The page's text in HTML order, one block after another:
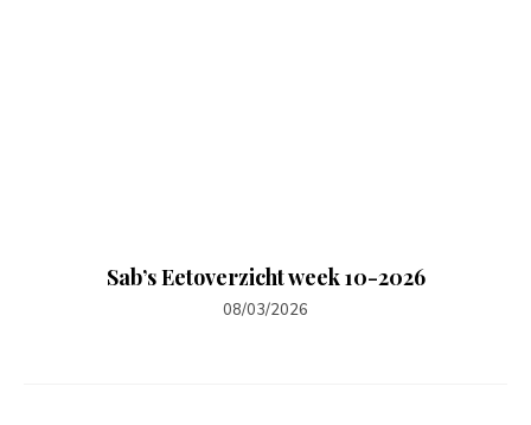
Sab’s Eetoverzicht week 10-2026
08/03/2026